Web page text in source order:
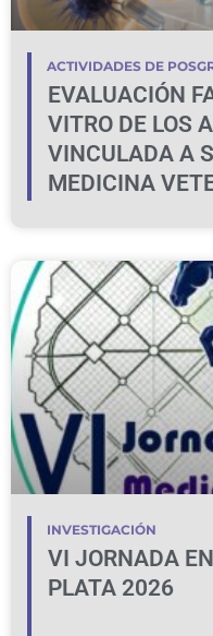
ACTIVIDADES DE
EVALUACIÓN
VITRO DE LOS
VINCULADA A
MEDICINA
INVESTIGACIÓN
VI JORNADA
PLATA 2026